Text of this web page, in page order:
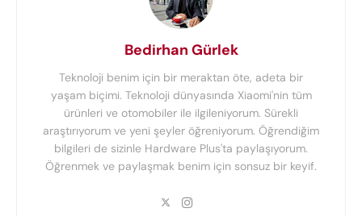
Bedirhan Gürlek
Teknoloji benim için bir meraktan öte, adeta bir
yaşam biçimi. Teknoloji dünyasında Xiaomi'nin tüm
ürünleri ve otomobiler ile ilgileniyorum. Sürekli
araştırıyorum ve yeni şeyler öğreniyorum. Öğrendiğim
bilgileri de sizinle Hardware Plus'ta paylaşıyorum.
Öğrenmek ve paylaşmak benim için sonsuz bir keyif.